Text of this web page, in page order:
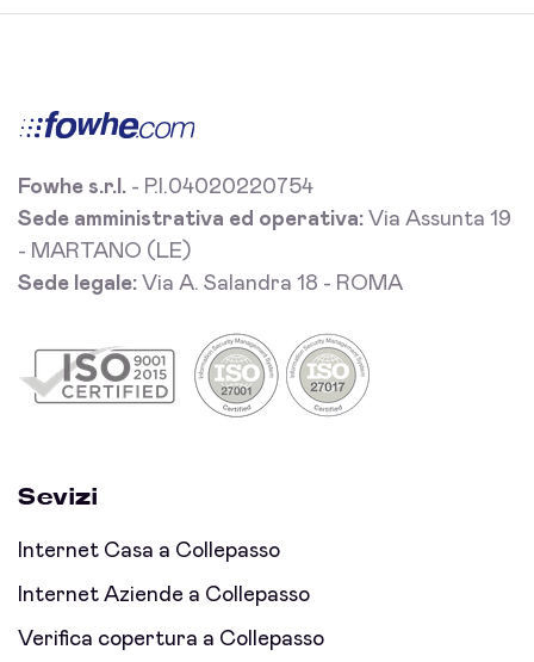
Fowhe s.r.l. - P.I.04020220754
Sede amministrativa ed operativa: Via Assunta 19
- MARTANO (LE)
Sede legale: Via A. Salandra 18 - ROMA
Sevizi
Internet Casa a Collepasso
Internet Aziende a Collepasso
Verifica copertura a Collepasso